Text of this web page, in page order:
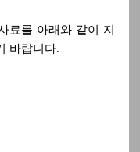
료를 아래와 같이 지
바랍니다.